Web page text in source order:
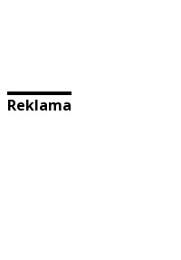
Reklama